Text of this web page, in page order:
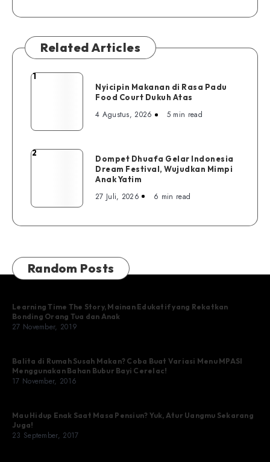
Related Articles
Nyicipin
Food
1
Nyicipin Makanan di Rasa Padu
Food Court Dukuh Atas
4 Agustus, 2026 5 min read
Dompet
Festival,
Anak
Yatim
2
Dompet Dhuafa Gelar Indonesia
Dream Festival, Wujudkan Mimpi
Anak Yatim
27 Juli, 2026 6 min read
Random Posts
Learning Time The Story, Mainan Edukatif yang Rekatkan
Bonding Orang Tua dan Anak
27 November, 2019
Balita di Rumah Susah Makan? Coba Buat Variasi Menu MPASI
Menggunakan Bahan Bubur Bayi Cerelac!
17 November, 2016
Mau Hidup Enak Saat Masa Pensiun? Yuk, Atur Uangmu Sekarang
Juga!
23 September, 2017